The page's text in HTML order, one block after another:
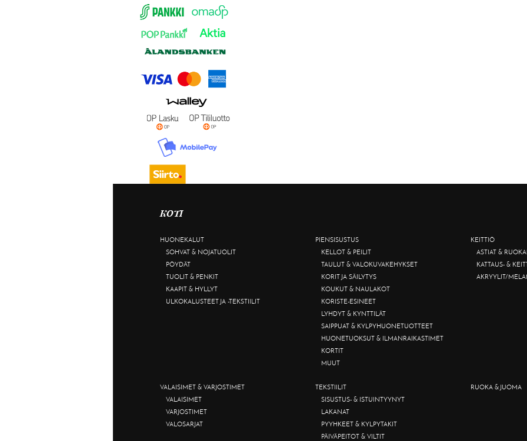
KOTI
HUONEKALUT
SOHVAT & NOJATUOLIT
PÖYDÄT
TUOLIT & PENKIT
KAAPIT & HYLLYT
ULKOKALUSTEET JA -TEKSTIILIT
PIENSISUSTUS
KELLOT & PEILIT
TAULUT & VALOKUVAKEHYKSET
KORIT JA SÄILYTYS
KOUKUT & NAULAKOT
KORISTE-ESINEET
LYHDYT & KYNTTILÄT
SAIPPUAT & KYLPYHUONETUOTTEET
HUONETUOKSUT & ILMANRAIKASTIMET
KORTIT
MUUT
KEITTIÖ
ASTIAT &
KATTAUS- &
AKRYYLIT/
VALAISIMET & VARJOSTIMET
VALAISIMET
VARJOSTIMET
VALOSARJAT
TEKSTIILIT
SISUSTUS- & ISTUINTYYNYT
LAKANAT
PYYHKEET & KYLPYTAKIT
PÄIVÄPEITOT & VILTIT
RUOKA & JUOMA